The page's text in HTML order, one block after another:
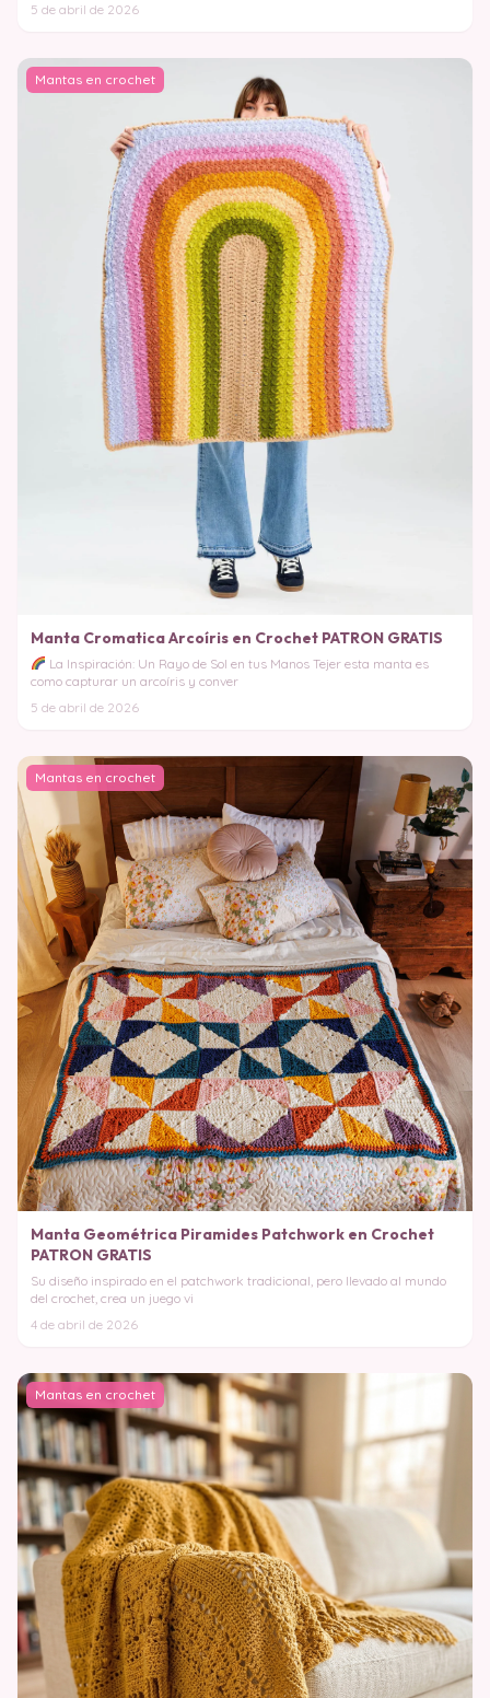
5 de abril de 2026
Mantas en crochet
Manta Cromatica Arcoíris en Crochet PATRON GRATIS
La Inspiración: Un Rayo de Sol en tus Manos Tejer esta manta es
como capturar un arcoíris y conver
5 de abril de 2026
Mantas en crochet
Manta Geométrica Piramides Patchwork en Crochet
PATRON GRATIS
Su diseño inspirado en el patchwork tradicional, pero llevado al mundo
del crochet, crea un juego vi
4 de abril de 2026
Mantas en crochet